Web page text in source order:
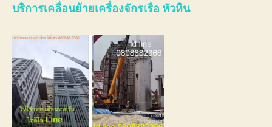
บริการเคลื่อนย้ายเครื่องจักรเรือ หัวหิน